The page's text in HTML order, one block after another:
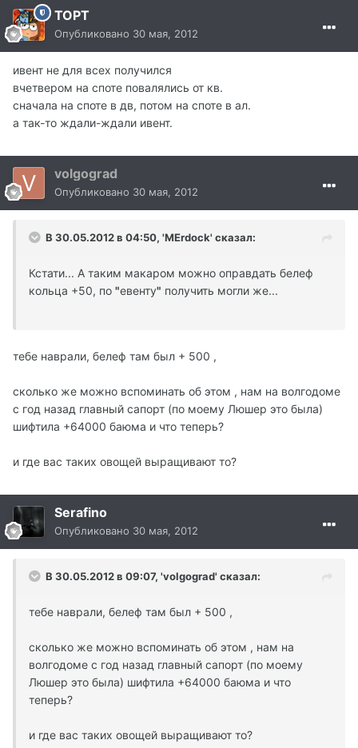
TOPT
Опубликовано 30 мая, 2012
ивент не для всех получился
вчетвером на споте повалялись от кв.
сначала на споте в дв, потом на споте в ал.
а так-то ждали-ждали ивент.
volgograd
Опубликовано 30 мая, 2012
В 30.05.2012 в 04:50, 'MErdock' сказал:
Кстати... А таким макаром можно оправдать белеф
кольца +50, по "евенту" получить могли же...
тебе наврали, белеф там был + 500 ,
сколько же можно вспоминать об этом , нам на волгодоме
с год назад главный сапорт (по моему Люшер это была)
шифтила +64000 баюма и что теперь?
и где вас таких овощей выращивают то?
Serafino
Опубликовано 30 мая, 2012
В 30.05.2012 в 09:07, 'volgograd' сказал:
тебе наврали, белеф там был + 500 ,
сколько же можно вспоминать об этом , нам на
волгодоме с год назад главный сапорт (по моему
Люшер это была) шифтила +64000 баюма и что
теперь?
и где вас таких овощей выращивают то?